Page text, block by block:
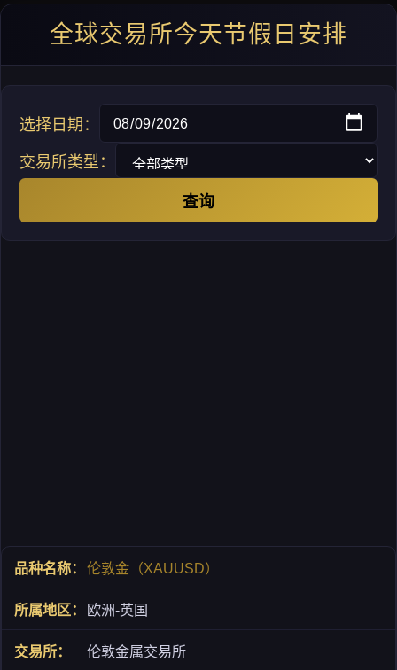
全球交易所今天节假日安排
选择日期：
交易所类型：
查询
伦敦金（XAUUSD）
欧洲-英国
伦敦金属交易所